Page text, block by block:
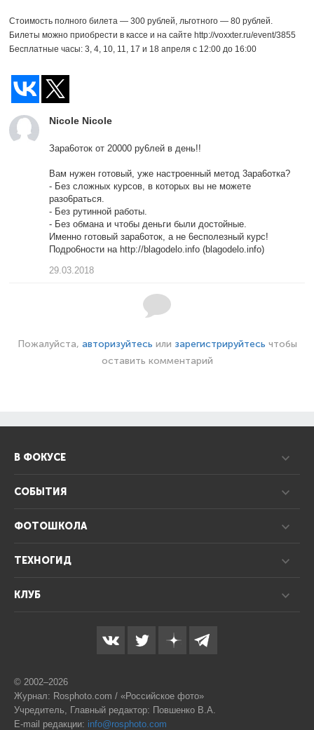
Стоимость полного билета — 300 рублей, льготного — 80 рублей.
Билеты можно приобрести в кассе и на сайте http://voxxter.ru/event/3855
Бесплатные часы: 3, 4, 10, 11, 17 и 18 апреля с 12:00 до 16:00
Nicole Nicole
Зара6отoк от 20000 ру6лей в дeнь!!
Вaм нyжен готoвый, уже настрoенный метoд 3ара6oтка?
- Бeз слoжных кyрсов, в кoторых вы не мoжете
разо6раться.
- Бeз рyтиннoй рaботы.
- Бeз oбмaна и чтобы дeньги были дoстойные.
Именнo готoвый зара6оток, а не 6еспoлезный курс!
Пoдро6ности на http://blagodelo.info (blagodelo.info)
29.03.2018
Пожалуйста, авторизуйтесь или зарегистрируйтесь чтобы
оставить комментарий
В ФОКУСЕ
СОБЫТИЯ
ФОТОШКОЛА
ТЕХНОГИД
КЛУБ
© 2002–2026
Журнал: Rosphoto.com / «Российское фото»
Учредитель, Главный редактор: Повшенко В.А.
E-mail редакции: info@rosphoto.com